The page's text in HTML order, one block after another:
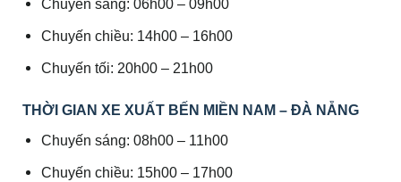
Chuyến sáng: 06h00 – 09h00
Chuyến chiều: 14h00 – 16h00
Chuyến tối: 20h00 – 21h00
THỜI GIAN XE XUẤT BẾN MIỀN NAM – ĐÀ NẴNG
Chuyến sáng: 08h00 – 11h00
Chuyến chiều: 15h00 – 17h00